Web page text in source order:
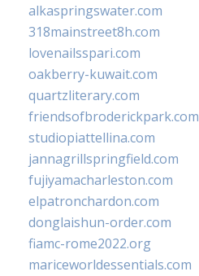
alkaspringswater.com
318mainstreet8h.com
lovenailsspari.com
oakberry-kuwait.com
quartzliterary.com
friendsofbroderickpark.com
studiopiattellina.com
jannagrillspringfield.com
fujiyamacharleston.com
elpatronchardon.com
donglaishun-order.com
fiamc-rome2022.org
mariceworldessentials.com